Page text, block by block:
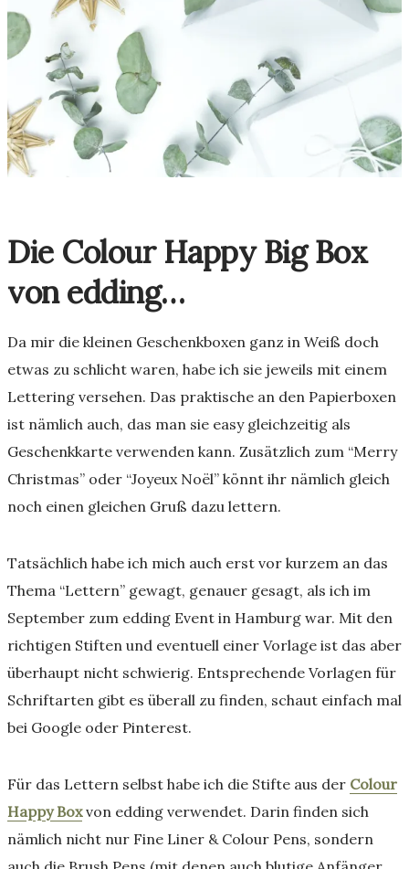
Die Colour Happy Big Box
von edding…
Da mir die kleinen Geschenkboxen ganz in Weiß doch
etwas zu schlicht waren, habe ich sie jeweils mit einem
Lettering versehen. Das praktische an den Papierboxen
ist nämlich auch, das man sie easy gleichzeitig als
Geschenkkarte verwenden kann. Zusätzlich zum “Merry
Christmas” oder “Joyeux Noël” könnt ihr nämlich gleich
noch einen gleichen Gruß dazu lettern.
Tatsächlich habe ich mich auch erst vor kurzem an das
Thema “Lettern” gewagt, genauer gesagt, als ich im
September zum edding Event in Hamburg war. Mit den
richtigen Stiften und eventuell einer Vorlage ist das aber
überhaupt nicht schwierig. Entsprechende Vorlagen für
Schriftarten gibt es überall zu finden, schaut einfach mal
bei Google oder Pinterest.
Für das Lettern selbst habe ich die Stifte aus der Colour
Happy Boxvon edding verwendet. Darin finden sich
nämlich nicht nur Fine Liner & Colour Pens, sondern